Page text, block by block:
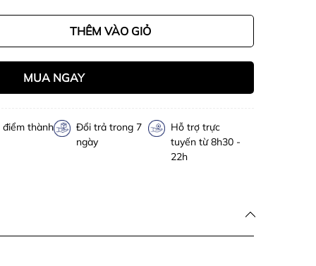
THÊM VÀO GIỎ
MUA NGAY
điểm thành
Đổi trả trong 7
ngày
Hỗ trợ trực
tuyến từ 8h30 -
22h